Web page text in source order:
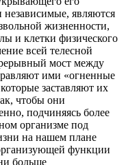
являются
жизненности,
и клетки физического
всей телесной
мост между
ими «огненные
заставляют их
чтобы они
подчиняясь более
организме под
на нашем плане
функции
больше